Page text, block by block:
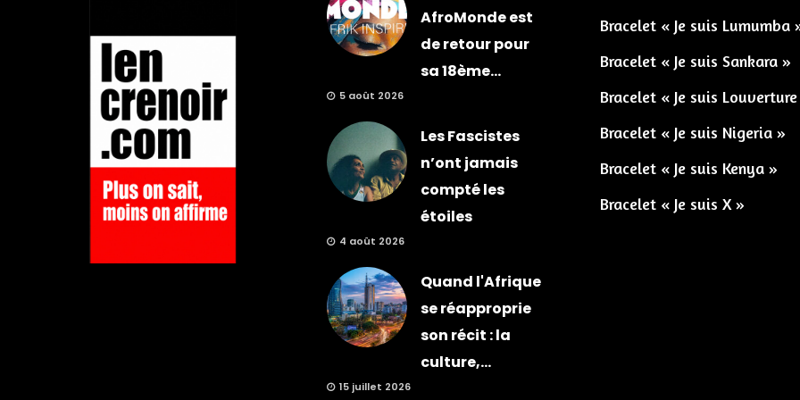
AfroMonde est
de retour pour
sa 18ème...
5 août 2026
Les Fascistes
n’ont jamais
compté les
étoiles
4 août 2026
Quand l'Afrique
se réapproprie
son récit : la
culture,...
15 juillet 2026
Bracelet « Je suis Lumumba
Bracelet « Je suis Sankara »
Bracelet « Je suis
Bracelet « Je suis Nigeria »
Bracelet « Je suis Kenya »
Bracelet « Je suis X »